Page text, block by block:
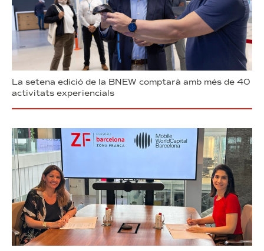
La setena edició de la BNEW comptarà amb més de 40
activitats experiencials